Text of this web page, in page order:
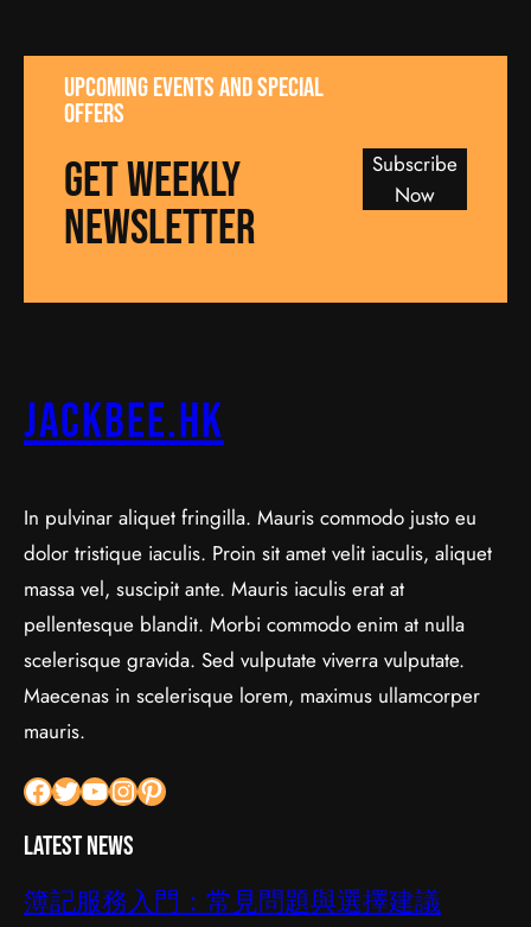
UPCOMING EVENTS AND SPECIAL
OFFERS
GET WEEKLY
NEWSLETTER
Subscribe
Now
jackbee.hk
In pulvinar aliquet fringilla. Mauris commodo justo eu
dolor tristique iaculis. Proin sit amet velit iaculis, aliquet
massa vel, suscipit ante. Mauris iaculis erat at
pellentesque blandit. Morbi commodo enim at nulla
scelerisque gravida. Sed vulputate viverra vulputate.
Maecenas in scelerisque lorem, maximus ullamcorper
mauris.
Facebook Twitter YouTube InstagramPinterest
Latest News
簿記服務入門：常見問題與選擇建議